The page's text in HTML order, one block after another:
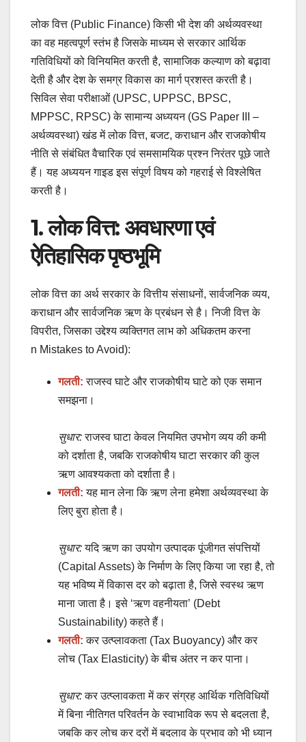
लोक वित्त (Public Finance) किसी भी देश की अर्थव्यवस्था
का वह महत्वपूर्ण स्तंभ है जिसके माध्यम से सरकार आर्थिक
गतिविधियों को विनियमित करती है, सामाजिक कल्याण को बढ़ावा
देती है और देश के समग्र विकास का मार्ग प्रशस्त करती है।
सिविल सेवा परीक्षाओं (UPSC, UPPSC, BPSC,
MPPSC, RPSC) के सामान्य अध्ययन (GS Paper III –
अर्थव्यवस्था) खंड में लोक वित्त, बजट, कराधान और राजकोषीय
नीति से संबंधित वैचारिक एवं समसामयिक प्रश्न निरंतर पूछे जाते
हैं। यह अध्ययन गाइड इस संपूर्ण विषय को गहराई से विश्लेषित
करती है।
1. लोक वित्त: अवधारणा एवं
ऐतिहासिक पृष्ठभूमि
लोक वित्त का अर्थ सरकार के वित्तीय संसाधनों, सार्वजनिक व्यय,
कराधान और सार्वजनिक ऋण के प्रबंधन से है। निजी वित्त के
विपरीत, जिसका उद्देश्य व्यक्तिगत लाभ को अधिकतम करना
n Mistakes to Avoid):
गलती: राजस्व घाटे और राजकोषीय घाटे को एक समान
समझना।
सुधार:राजस्व घाटा केवल नियमित उपभोग व्यय की कमी
को दर्शाता है, जबकि राजकोषीय घाटा सरकार की कुल
ऋण आवश्यकता को दर्शाता है।
गलती: यह मान लेना कि ऋण लेना हमेशा अर्थव्यवस्था के
लिए बुरा होता है।
सुधार:यदि ऋण का उपयोग उत्पादक पूंजीगत संपत्तियों
(Capital Assets) के निर्माण के लिए किया जा रहा है, तो
यह भविष्य में विकास दर को बढ़ाता है, जिसे स्वस्थ ऋण
माना जाता है। इसे ‘ऋण वहनीयता’ (Debt
Sustainability) कहते हैं।
गलती: कर उत्प्लावकता (Tax Buoyancy) और कर
लोच (Tax Elasticity) के बीच अंतर न कर पाना।
सुधार:कर उत्प्लावकता में कर संग्रह आर्थिक गतिविधियों
में बिना नीतिगत परिवर्तन के स्वाभाविक रूप से बदलता है,
जबकि कर लोच कर दरों में बदलाव के प्रभाव को भी ध्यान